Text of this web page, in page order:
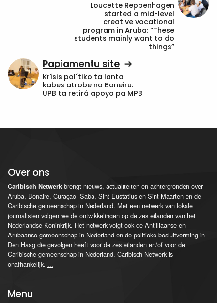
Loucette Reppenhagen
started a mid-level
creative vocational
program in Aruba: “These
students mainly want to do
things”
Papiamentu site
Krísis polítiko ta lanta
kabes atrobe na Boneiru:
UPB ta retirá apoyo pa MPB
Over ons
Caribisch Netwerk brengt nieuws, actualiteiten en achtergronden over
Aruba, Bonaire, Curaçao, Saba, Sint Eustatius en Sint Maarten en de
Caribische gemeenschap in Nederland. Met een netwerk van lokale
journalisten volgen we de ontwikkelingen op de zes eilanden van het
Nederlandse Koninkrijk. Het netwerk volgt ook de Antilliaanse en
Arubaanse gemeenschap in Nederland en de politieke besluitvorming in
Den Haag die gevolgen heeft voor de zes eilanden en/of voor de
Caribische gemeenschap in Nederland. Caribisch Netwerk is
onafhankelijk. ...
Menu